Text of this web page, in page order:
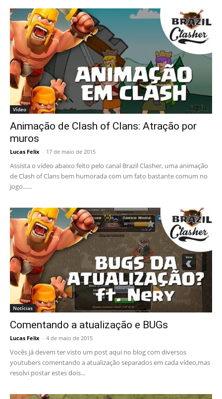
Vídeo
Animação de Clash of Clans: Atração por
muros
Lucas Felix - 17 de maio de 2015
Assista o vídeo abaixo feito pelo canal Brazil Clasher, uma animação
de Clash of Clans bem humorada com um fato bastante comum no
jogo......
Notícias
Comentando a atualização e BUGs
Lucas Felix - 4 de maio de 2015
Vocês já devem ter visto um post aqui no blog com diversos
youtubers comentando a atualização separados em cada vídeo,mas
resolvi postar estes dois...